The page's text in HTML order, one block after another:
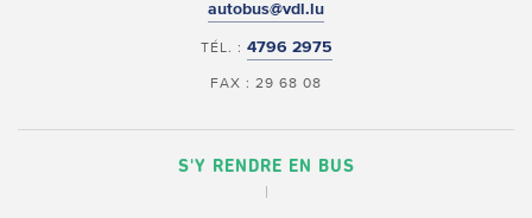
autobus@vdl.lu
TÉL. : 4796 2975
FAX : 29 68 08
S'Y RENDRE EN BUS